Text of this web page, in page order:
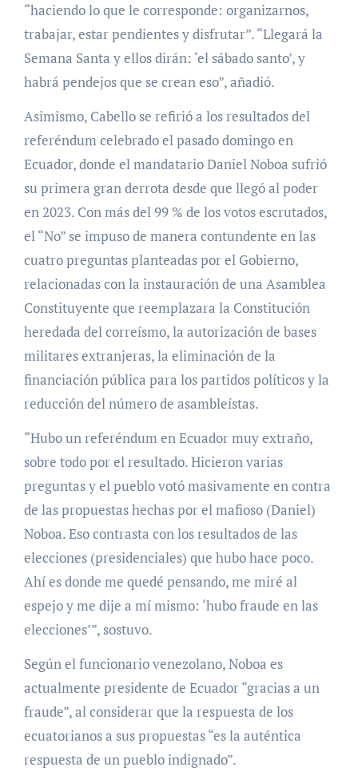
“haciendo lo que le corresponde: organizarnos,
trabajar, estar pendientes y disfrutar”. “Llegará la
Semana Santa y ellos dirán: ‘el sábado santo’, y
habrá pendejos que se crean eso”, añadió.
Asimismo, Cabello se refirió a los resultados del
referéndum celebrado el pasado domingo en
Ecuador, donde el mandatario Daniel Noboa sufrió
su primera gran derrota desde que llegó al poder
en 2023. Con más del 99 % de los votos escrutados,
el “No” se impuso de manera contundente en las
cuatro preguntas planteadas por el Gobierno,
relacionadas con la instauración de una Asamblea
Constituyente que reemplazara la Constitución
heredada del correísmo, la autorización de bases
militares extranjeras, la eliminación de la
financiación pública para los partidos políticos y la
reducción del número de asambleístas.
“Hubo un referéndum en Ecuador muy extraño,
sobre todo por el resultado. Hicieron varias
preguntas y el pueblo votó masivamente en contra
de las propuestas hechas por el mafioso (Daniel)
Noboa. Eso contrasta con los resultados de las
elecciones (presidenciales) que hubo hace poco.
Ahí es donde me quedé pensando, me miré al
espejo y me dije a mí mismo: ‘hubo fraude en las
elecciones’”, sostuvo.
Según el funcionario venezolano, Noboa es
actualmente presidente de Ecuador “gracias a un
fraude”, al considerar que la respuesta de los
ecuatorianos a sus propuestas “es la auténtica
respuesta de un pueblo indignado”.